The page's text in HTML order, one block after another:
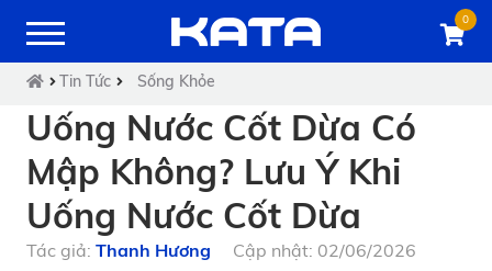
0
Tin Tức Sống Khỏe
Uống Nước Cốt Dừa Có
Mập Không? Lưu Ý Khi
Uống Nước Cốt Dừa
Tác giả: Thanh Hương Cập nhật: 02/06/2026